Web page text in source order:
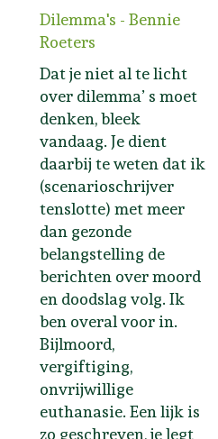
Dilemma's - Bennie
Roeters
Dat je niet al te licht
over dilemma’ s moet
denken, bleek
vandaag. Je dient
daarbij te weten dat ik
(scenarioschrijver
tenslotte) met meer
dan gezonde
belangstelling de
berichten over moord
en doodslag volg. Ik
ben overal voor in.
Bijlmoord,
vergiftiging,
onvrijwillige
euthanasie. Een lijk is
zo geschreven, je legt